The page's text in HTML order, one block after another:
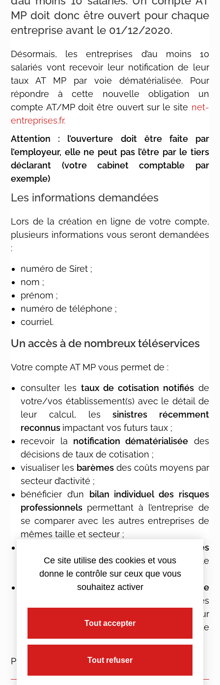
MP doit donc être ouvert pour chaque
entreprise avant le 01/12/2020.
Désormais, les entreprises d’au moins 10
salariés vont recevoir leur notification de leur
taux AT MP par voie dématérialisée. Pour
répondre à cette nouvelle obligation un
compte AT/MP doit être ouvert sur le site net-
entreprises.fr.
Attention : l’ouverture doit être faite par
l’employeur, elle ne peut pas l’être par le tiers
déclarant (votre cabinet comptable par
exemple)
Les informations demandées
Lors de la création en ligne de votre compte,
plusieurs informations vous seront demandées
:
numéro de Siret ;
nom ;
prénom ;
numéro de téléphone ;
courriel.
Un accès à de nombreux téléservices
Votre compte AT MP vous permet de :
consulter lestaux de cotisation notifiésde
votre/vos établissement(s) avec le détail de
leur calcul, lessinistres récemment
reconnus impactant vos futurs taux ;
recevoir la notification dématérialisée des
décisions de taux de cotisation ;
visualiser les barèmes des coûts moyens par
secteur d’activité ;
bénéficier d’un bilan individuel des risques
professionnels permettant à l’entreprise de
se comparer avec les autres entreprises de
mêmes taille et secteur ;
attestation des indicateurs des
risques professionnels, nécessaire dans le
cadre d’une réponse à un marché public ;
accéder à unservice de demande en ligne
, proposées
aux entreprises de moins de 50 salariés pour
les aider à financer des solutions de
prévention des risques professionnels.
Plus d’informations surameli.fr
Ce site utilise des cookies et vous
donne le contrôle sur ceux que vous
souhaitez activer
Tout accepter
Tout refuser